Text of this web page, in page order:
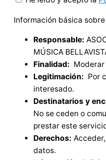
Información básica
Responsable:
MÚSICA
Finalidad:
Legitimación: Por
interesado.
Destinatarios y
No se ceden o
prestar este
Derechos:
datos.